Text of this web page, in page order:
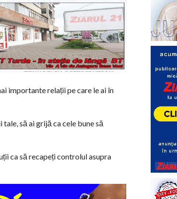
importante relații pe care le ai în
să ai grijă ca cele bune să
ca să recapeți controlul asupra